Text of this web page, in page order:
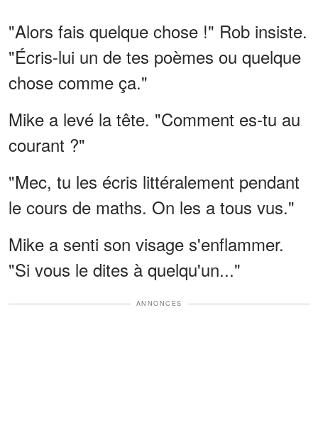
"Alors fais quelque chose !" Rob insiste.
"Écris-lui un de tes poèmes ou quelque
chose comme ça."
Mike a levé la tête. "Comment es-tu au
courant ?"
"Mec, tu les écris littéralement pendant
le cours de maths. On les a tous vus."
Mike a senti son visage s'enflammer.
"Si vous le dites à quelqu'un..."
ANNONCES